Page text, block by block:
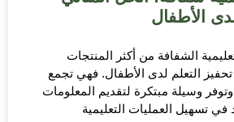
الأطفال
الشفافة من أكثر المنتجات
تحفيز التعلم لدى الأطفال. فهي تجمع
وتوفر وسيلة مبتكرة لتقديم المعلومات
تسهيل العمليات التعليمية